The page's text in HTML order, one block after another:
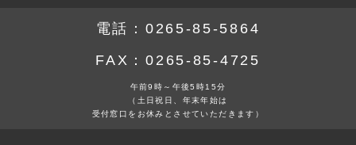
電話： 0265-85-5864
FAX：0265-85-4725
午前9時～午後5時15分
（土日祝日、年末年始は
受付窓口をお休みとさせていただきます）